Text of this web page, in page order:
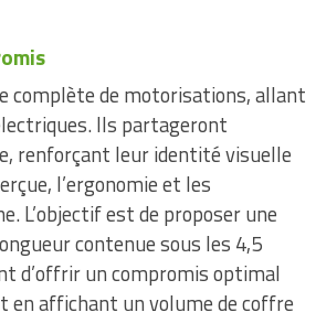
complète de motorisations, allant
Ils partageront
renforçant leur identité visuelle
l’ergonomie et les
L’objectif est de proposer une
contenue sous les 4,5
d’offrir un compromis optimal
affichant un volume de coffre